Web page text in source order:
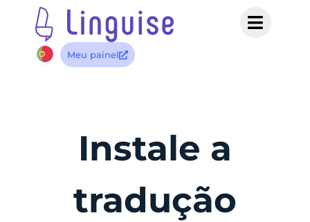
Meu painel
Instale a
tradução